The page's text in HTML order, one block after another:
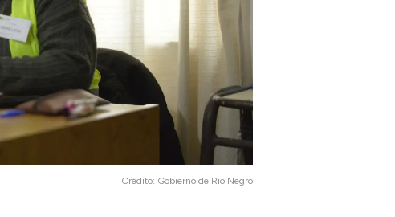
Crédito: Gobierno de Río Negro